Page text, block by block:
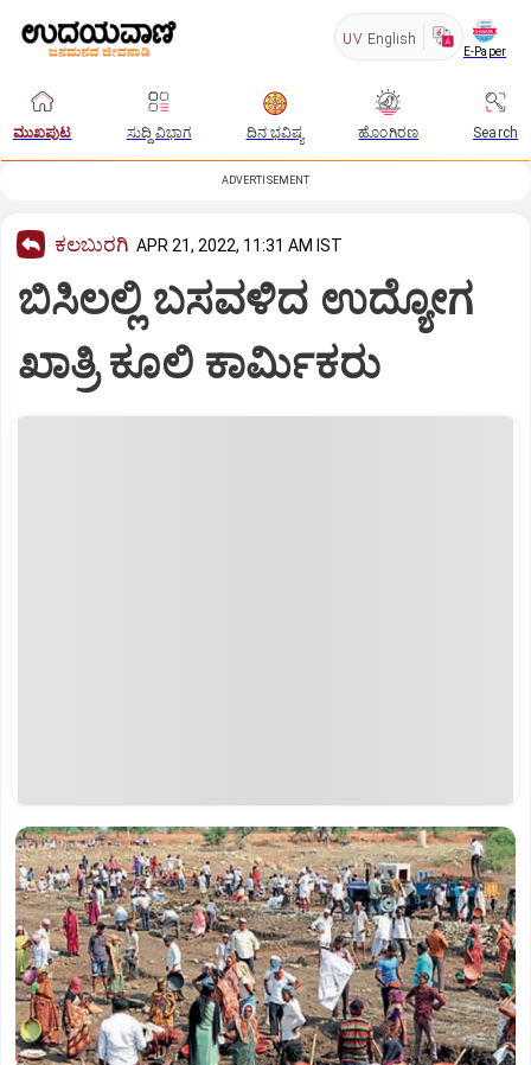
UV English
E-Paper
ಮುಖಪುಟ ಸುದ್ದಿ ವಿಭಾಗ ದಿನ ಭವಿಷ್ಯ ಹೊಂಗಿರಣ Search
ADVERTISEMENT
ಕಲಬುರಗಿ APR 21, 2022, 11:31 AM IST
ಬಿಸಿಲಲ್ಲಿ ಬಸವಳಿದ ಉದ್ಯೋಗ
ಖಾತ್ರಿ ಕೂಲಿ ಕಾರ್ಮಿಕರು